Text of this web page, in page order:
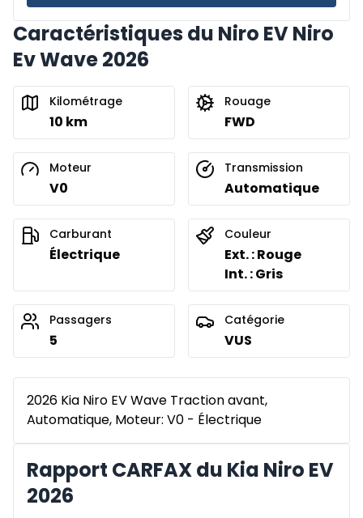
Caractéristiques du Niro EV Niro
Ev Wave 2026
Kilométrage
10 km
Rouage
FWD
Moteur
V0
Transmission
Automatique
Carburant
Électrique
Couleur
Ext. : Rouge
Int. : Gris
Passagers
5
Catégorie
VUS
2026 Kia Niro EV Wave Traction avant,
Automatique, Moteur: V0 - Électrique
Rapport CARFAX du Kia Niro EV
2026